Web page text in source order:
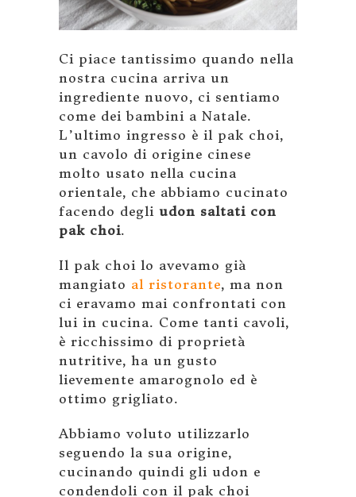
Ci piace tantissimo quando nella
nostra cucina arriva un
ingrediente nuovo, ci sentiamo
come dei bambini a Natale.
L’ultimo ingresso è il pak choi,
un cavolo di origine cinese
molto usato nella cucina
orientale, che abbiamo cucinato
facendo degli udon saltati con
pak choi.
Il pak choi lo avevamo già
mangiato al ristorante, ma non
ci eravamo mai confrontati con
lui in cucina. Come tanti cavoli,
è ricchissimo di proprietà
nutritive, ha un gusto
lievemente amarognolo ed è
ottimo grigliato.
Abbiamo voluto utilizzarlo
seguendo la sua origine,
cucinando quindi gli udon e
condendoli con il pak choi